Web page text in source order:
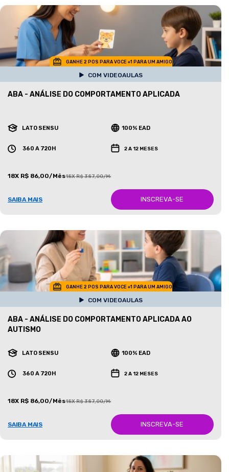
GANHE 2 POS PARA VOCE +1 PARA UM AMIGO
COM VIDEOAULAS
ABA - ANÁLISE DO COMPORTAMENTO APLICADA
LATO SENSU 100% EAD
360 A 720H 2 A 12 MESES
18X R$ 86,00/Mês18X R$ 387,00/Mês
SAIBA MAIS INSCREVA-SE
GANHE 2 POS PARA VOCE +1 PARA UM AMIGO
COM VIDEOAULAS
ABA - ANÁLISE DO COMPORTAMENTO APLICADA AO
AUTISMO
LATO SENSU 100% EAD
360 A 720H 2 A 12 MESES
18X R$ 86,00/Mês18X R$ 387,00/Mês
SAIBA MAIS INSCREVA-SE